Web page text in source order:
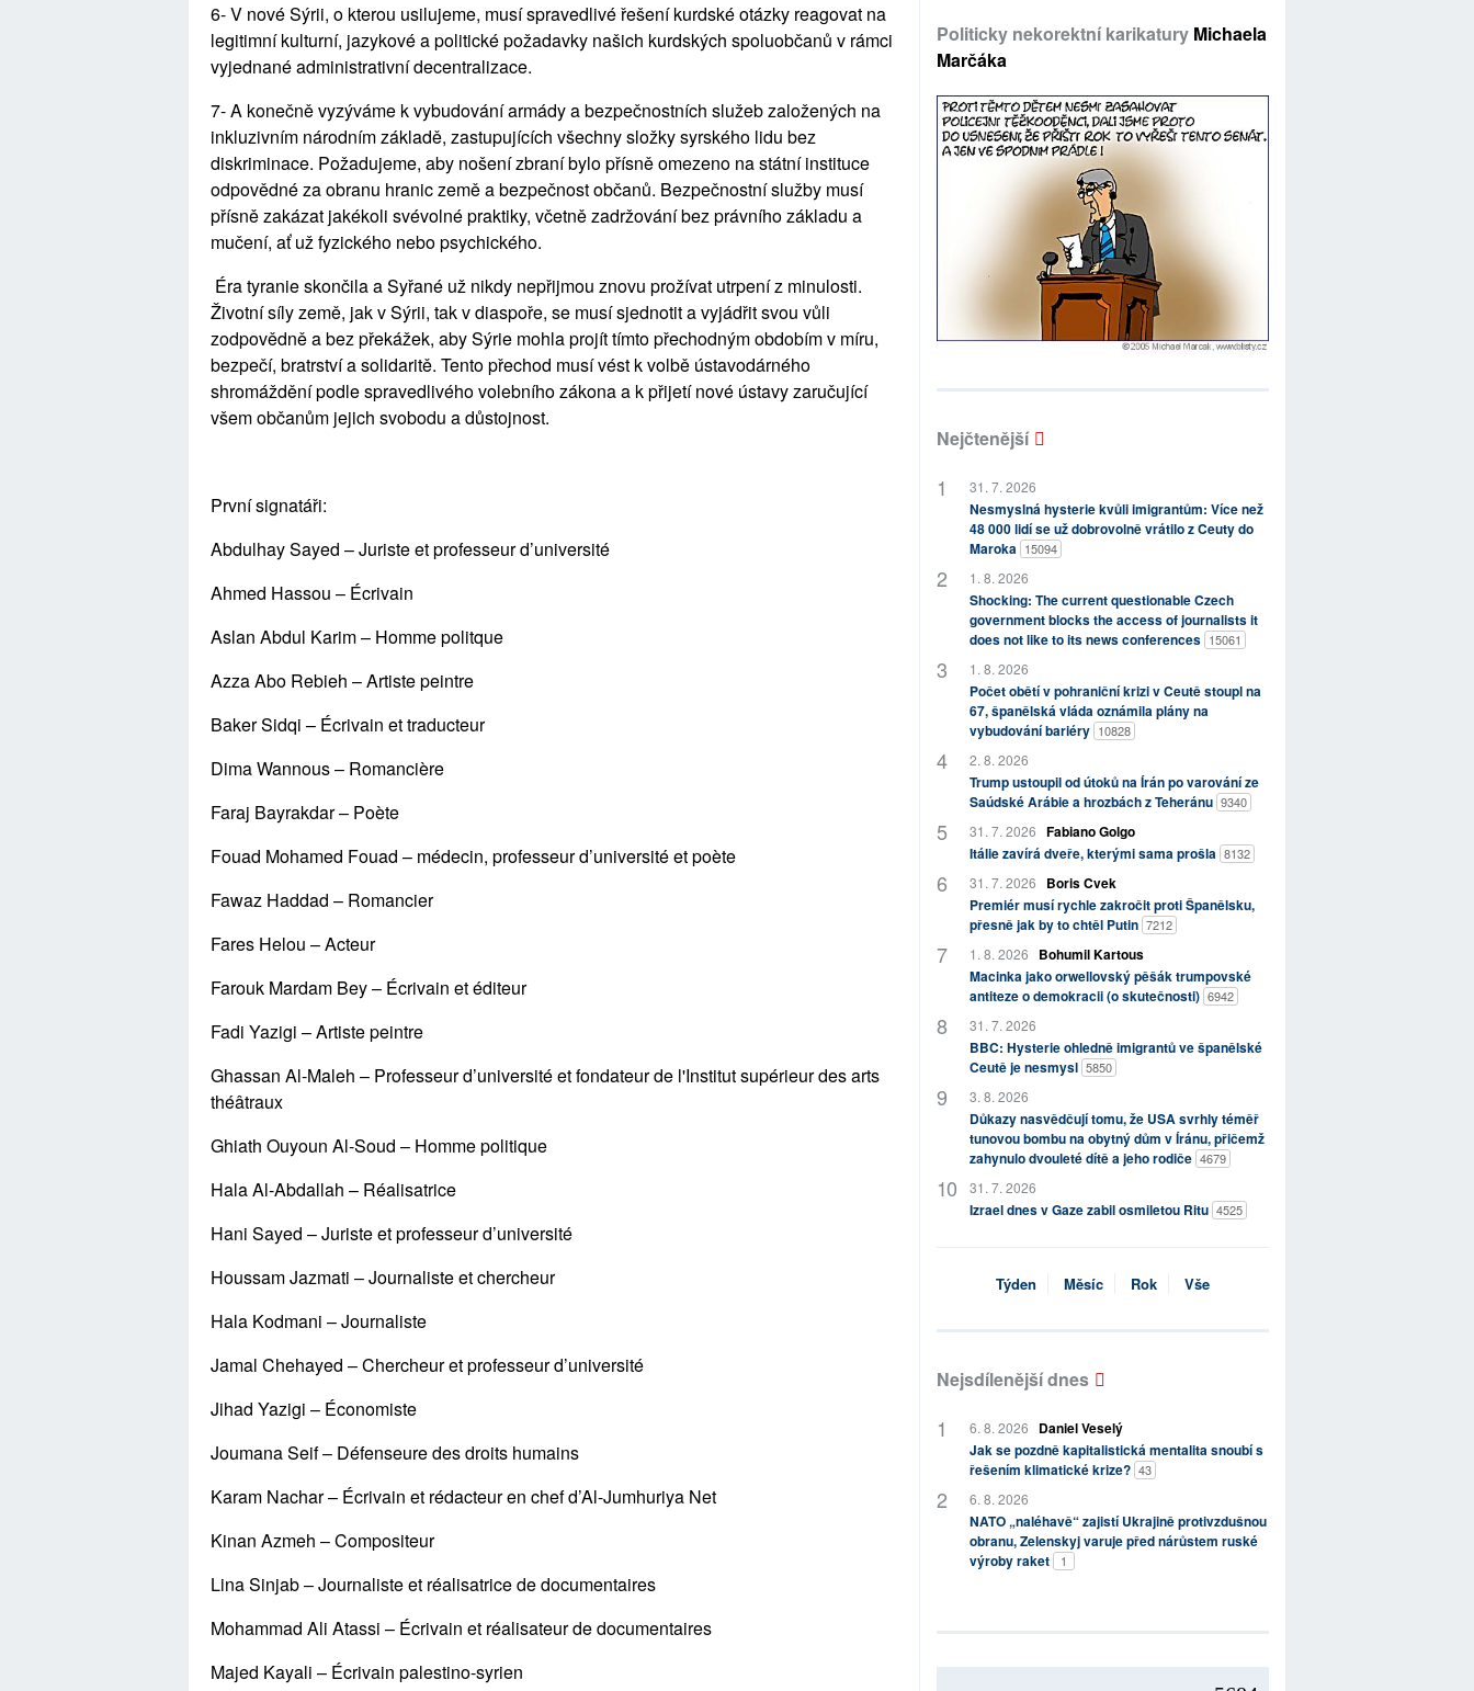
6- V nové Sýrii, o kterou usilujeme, musí spravedlivé řešení kurdské otázky reagovat na
legitimní kulturní, jazykové a politické požadavky našich kurdských spoluobčanů v rámci
vyjednané administrativní decentralizace.
7- A konečně vyzýváme k vybudování armády a bezpečnostních služeb založených na
inkluzivním národním základě, zastupujících všechny složky syrského lidu bez
diskriminace. Požadujeme, aby nošení zbraní bylo přísně omezeno na státní instituce
odpovědné za obranu hranic země a bezpečnost občanů. Bezpečnostní služby musí
přísně zakázat jakékoli svévolné praktiky, včetně zadržování bez právního základu a
mučení, ať už fyzického nebo psychického.
Éra tyranie skončila a Syřané už nikdy nepřijmou znovu prožívat utrpení z minulosti.
Životní síly země, jak v Sýrii, tak v diaspoře, se musí sjednotit a vyjádřit svou vůli
zodpovědně a bez překážek, aby Sýrie mohla projít tímto přechodným obdobím v míru,
bezpečí, bratrství a solidaritě. Tento přechod musí vést k volbě ústavodárného
shromáždění podle spravedlivého volebního zákona a k přijetí nové ústavy zaručující
všem občanům jejich svobodu a důstojnost.
První signatáři:
Abdulhay Sayed – Juriste et professeur d’université
Ahmed Hassou – Écrivain
Aslan Abdul Karim – Homme politque
Azza Abo Rebieh – Artiste peintre
Baker Sidqi – Écrivain et traducteur
Dima Wannous – Romancière
Faraj Bayrakdar – Poète
Fouad Mohamed Fouad – médecin, professeur d’université et poète
Fawaz Haddad – Romancier
Fares Helou – Acteur
Farouk Mardam Bey – Écrivain et éditeur
Fadi Yazigi – Artiste peintre
Ghassan Al-Maleh – Professeur d’université et fondateur de l'Institut supérieur des arts
théâtraux
Ghiath Ouyoun Al-Soud – Homme politique
Hala Al-Abdallah – Réalisatrice
Hani Sayed – Juriste et professeur d’université
Houssam Jazmati – Journaliste et chercheur
Hala Kodmani – Journaliste
Jamal Chehayed – Chercheur et professeur d’université
Jihad Yazigi – Économiste
Joumana Seif – Défenseure des droits humains
Karam Nachar – Écrivain et rédacteur en chef d’Al-Jumhuriya Net
Kinan Azmeh – Compositeur
Lina Sinjab – Journaliste et réalisatrice de documentaires
Mohammad Ali Atassi – Écrivain et réalisateur de documentaires
Majed Kayali – Écrivain palestino-syrien
Politicky nekorektní karikatury Michaela
Marčáka
Nejčtenější
31. 7. 2026
Nesmyslná hysterie kvůli imigrantům: Více než
48 000 lidí se už dobrovolně vrátilo z Ceuty do
Maroka 15094
1. 8. 2026
Shocking: The current questionable Czech
government blocks the access of journalists it
does not like to its news conferences 15061
1. 8. 2026
Počet obětí v pohraniční krizi v Ceutě stoupl na
67, španělská vláda oznámila plány na
vybudování bariéry 10828
2. 8. 2026
Trump ustoupil od útoků na Írán po varování ze
Saúdské Arábie a hrozbách z Teheránu 9340
31. 7. 2026 Fabiano Golgo
Itálie zavírá dveře, kterými sama prošla 8132
31. 7. 2026
Boris Cvek
Premiér musí rychle zakročit proti Španělsku,
přesně jak by to chtěl Putin 7212
1. 8. 2026
Bohumil Kartous
Macinka jako orwellovský pěšák trumpovské
antiteze o demokracii (o skutečnosti) 6942
31. 7. 2026
BBC: Hysterie ohledně imigrantů ve španělské
Ceutě je nesmysl 5850
3. 8. 2026
Důkazy nasvědčují tomu, že USA svrhly téměř
tunovou bombu na obytný dům v Íránu, přičemž
zahynulo dvouleté dítě a jeho rodiče 4679
31. 7. 2026
Izrael dnes v Gaze zabil osmiletou Ritu 4525
Týden Měsíc Rok Vše
Nejsdílenější dnes
6. 8. 2026
Daniel Veselý
Jak se pozdně kapitalistická mentalita snoubí s
řešením klimatické krize? 43
6. 8. 2026
NATO „naléhavě“ zajistí Ukrajině protivzdušnou
obranu, Zelenskyj varuje před nárůstem ruské
výroby raket
1